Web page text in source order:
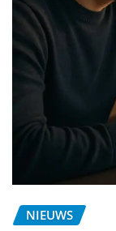
NIEUWS